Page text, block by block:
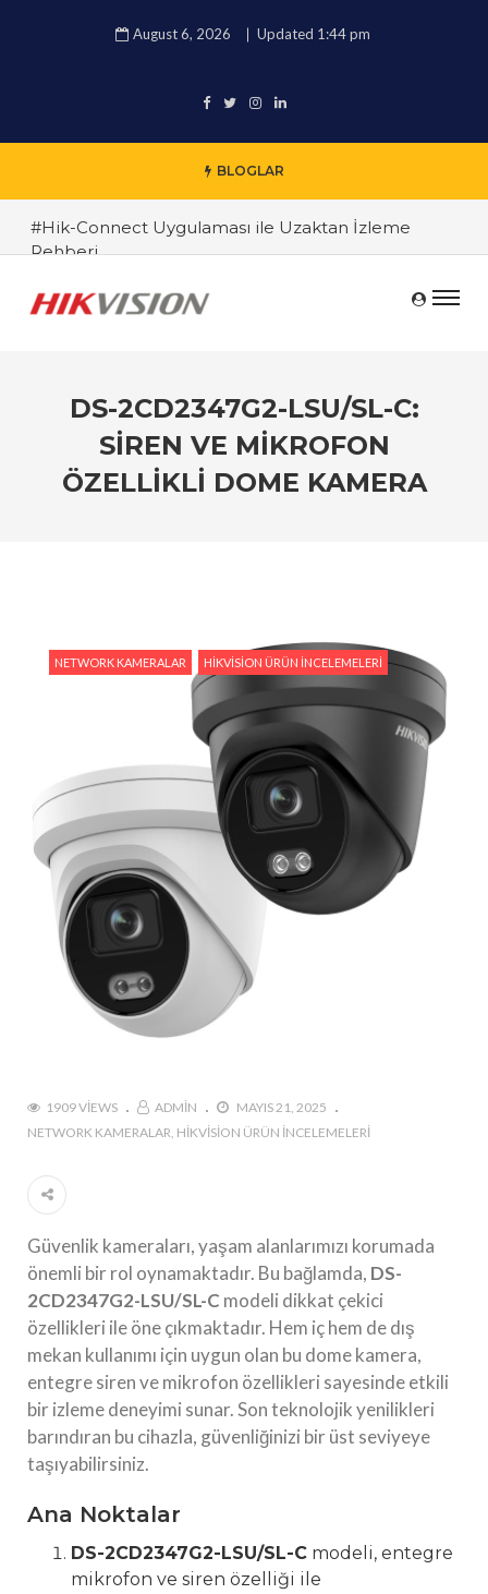
August 6, 2026 Updated 1:44 pm
BLOGLAR
#Hik-Connect Uygulaması ile Uzaktan İzleme
Rehberi
#Hikvision 4K IP Kamera İncelemesi
#Endüstriyel Güvenlik Çözümleri ile İşyerinizi
Koruyun
#TRT Haber Güvenlik Kamerası Alırken Nelere
Dikkat Edilmeli ? Güvenlik Kamera Uzmanı Pc
#Hikvision AI Teknolojileri ile Güvenlikte Yeni
#Yapay Zeka Destekli Kamera Sistemlerinin
Avantajları
#Hikvision Akıllı Video İzleme: Özellikler ve
Avantajlar
DS-2CD2347G2-LSU/SL-C:
SIREN VE MIKROFON
ÖZELLIKLI DOME KAMERA
NETWORK KAMERALAR HIKVISION ÜRÜN İNCELEMELERI
1909 VIEWS ADMIN
MAYIS 21, 2025
NETWORK KAMERALAR HIKVISION ÜRÜN İNCELEMELERI
Güvenlik kameraları, yaşam alanlarımızı korumada
önemli bir rol oynamaktadır. Bu bağlamda, DS-
2CD2347G2-LSU/SL-C modeli dikkat çekici
özellikleri ile öne çıkmaktadır. Hem iç hem de dış
mekan kullanımı için uygun olan bu dome kamera,
entegre siren ve mikrofon özellikleri sayesinde etkili
bir izleme deneyimi sunar. Son teknolojik yenilikleri
barındıran bu cihazla, güvenliğinizi bir üst seviyeye
taşıyabilirsiniz.
Ana Noktalar
DS-2CD2347G2-LSU/SL-C modeli, entegre
mikrofon ve siren özelliği ile